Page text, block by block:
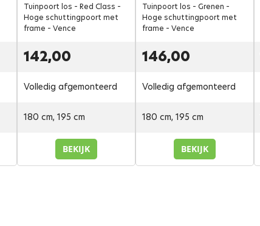
Tuinpoort los – Red Class –
Hoge schuttingpoort met
frame – Vence
142,00
Volledig afgemonteerd
180 cm, 195 cm
BEKIJK
Tuinpoort los – Grenen –
Hoge schuttingpoort met
frame – Vence
146,00
Volledig afgemonteerd
180 cm, 195 cm
BEKIJK